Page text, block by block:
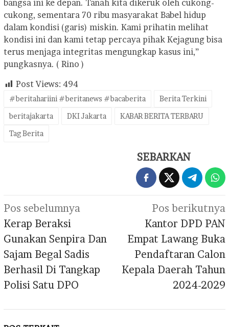
bangsa ini ke depan. Tanah kita dikeruk oleh cukong-
cukong, sementara 70 ribu masyarakat Babel hidup
dalam kondisi (garis) miskin. Kami prihatin melihat
kondisi ini dan kami tetap percaya pihak Kejagung bisa
terus menjaga integritas mengungkap kasus ini,”
pungkasnya. ( Rino )
Post Views: 494
#beritahariini #beritanews #bacaberita
Berita Terkini
beritajakarta
DKI Jakarta
KABAR BERITA TERBARU
Tag Berita
SEBARKAN
Navigasi
pos
Pos sebelumnya
Kerap Beraksi
Gunakan Senpira Dan
Sajam Begal Sadis
Berhasil Di Tangkap
Polisi Satu DPO
Pos berikutnya
Kantor DPD PAN
Empat Lawang Buka
Pendaftaran Calon
Kepala Daerah Tahun
2024-2029